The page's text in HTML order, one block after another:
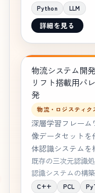
Python LLM
詳細を見る
物流システム開
リフト搭載用パ
発
物流・ロジスティク
深層学習フレーム
像データセットを
体認識システムを
既存の三次元認識
認識システムの構築
C++ PCL